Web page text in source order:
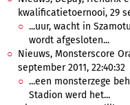
kwalificatietoernooi, 29
...uur, wacht in
wordt afgesloten...
Nieuws, Monsterscore
september 2011, 22:40:32
...een monsterzege
Stadion werd het...